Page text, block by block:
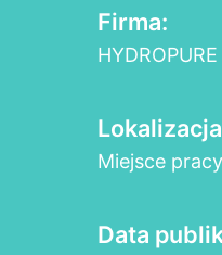
Firma:
Miejsce
Data